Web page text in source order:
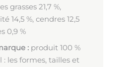
grasses 21,7 %,
14,5 %, cendres 12,5
0,9 %
: produit 100 %
: les formes, tailles et